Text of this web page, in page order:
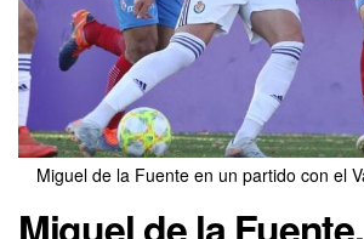
Miguel de la Fuente en un partido con el